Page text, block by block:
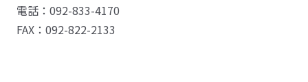
電話：092-833-4170
FAX：092-822-2133